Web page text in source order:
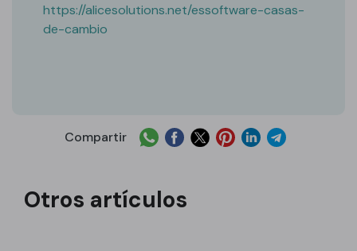
https://alicesolutions.net/essoftware-casas-
de-cambio
Compartir
Otros artículos